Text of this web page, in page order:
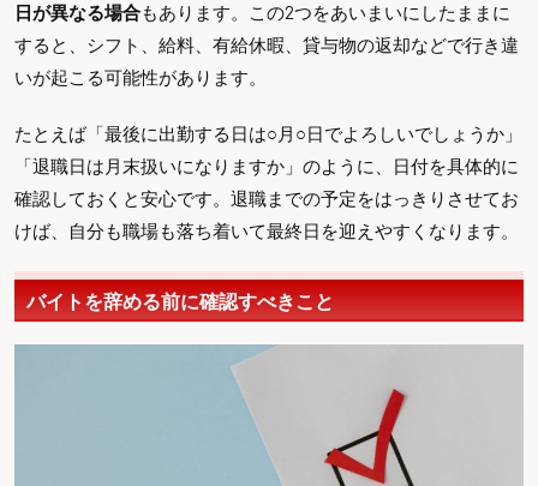
日が異なる場合もあります。この2つをあいまいにしたままに
すると、シフト、給料、有給休暇、貸与物の返却などで行き違
いが起こる可能性があります。
たとえば「最後に出勤する日は○月○日でよろしいでしょうか」
「退職日は月末扱いになりますか」のように、日付を具体的に
確認しておくと安心です。退職までの予定をはっきりさせてお
けば、自分も職場も落ち着いて最終日を迎えやすくなります。
バイトを辞める前に確認すべきこと